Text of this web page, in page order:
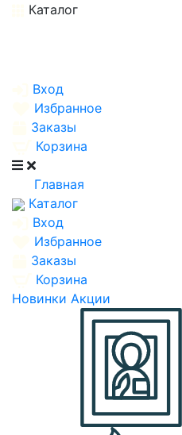
Каталог
Вход
Избранное
Заказы
Корзина
Главная
Каталог
Вход
Избранное
Заказы
Корзина
Новинки Акции